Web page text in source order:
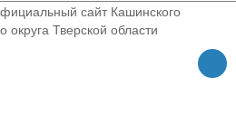
сайт Кашинского
округа Тверской области